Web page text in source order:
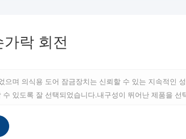
락 회전
으며 의식용 도어 잠금장치는 신뢰할 수 있는 지속적인
있도록 잘 선택되었습니다.내구성이 뛰어난 제품을 선